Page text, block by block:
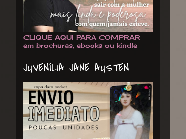
CLIQUE AQUI PARA COMPRAR
em brochuras, ebooks ou kindle
JUVENÍLIA JANE AUSTEN